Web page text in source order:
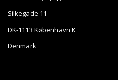
Silkegade 11
DK-1113 København K
Denmark